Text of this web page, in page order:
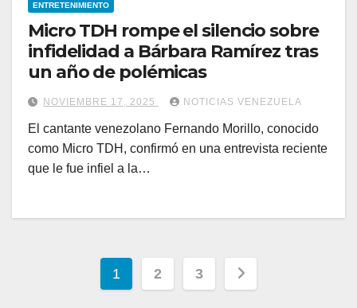
ENTRETENIMIENTO
Micro TDH rompe el silencio sobre
infidelidad a Bárbara Ramírez tras
un año de polémicas
NOVIEMBRE 17, 2025 NOTICIAS VENEZUELA
El cantante venezolano Fernando Morillo, conocido
como Micro TDH, confirmó en una entrevista reciente
que le fue infiel a la…
Paginación
1 2 3